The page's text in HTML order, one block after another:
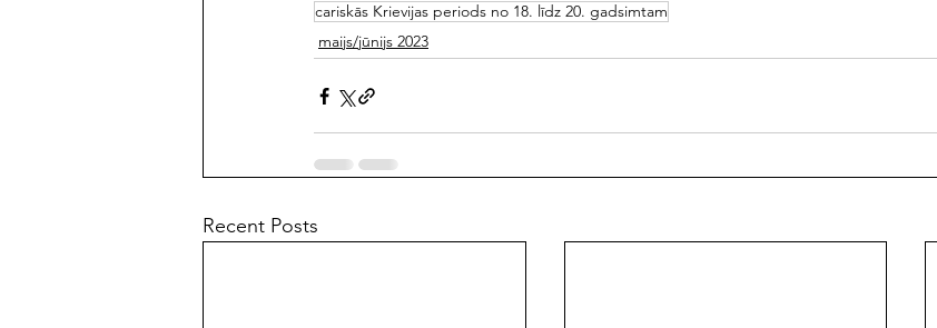
cariskās Krievijas periods no 18. līdz 20. gadsimtam
maijs/jūnijs 2023
Recent Posts